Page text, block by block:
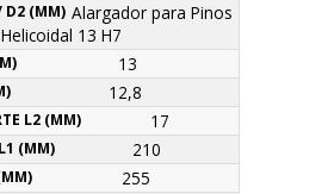
Alargador para Pinos
Helicoidal 13 H7
13
12,8
17
210
255